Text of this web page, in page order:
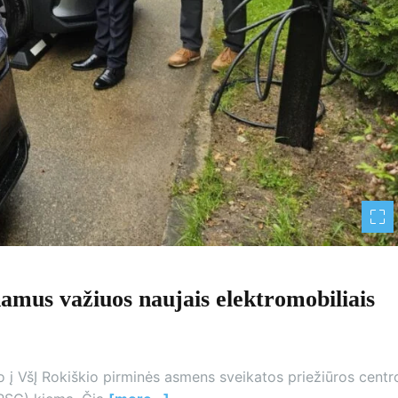
važiuos naujais elektromobiliais
į VšĮ Rokiškio pirminės asmens sveikatos priežiūros